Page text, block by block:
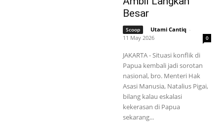
Besar
Scoop Utami Cantiq -
11 May 2026
0
JAKARTA - Situasi konflik di
Papua kembali jadi sorotan
nasional, bro. Menteri Hak
Asasi Manusia, Natalius Pigai,
bilang kalau eskalasi
kekerasan di Papua
sekarang...